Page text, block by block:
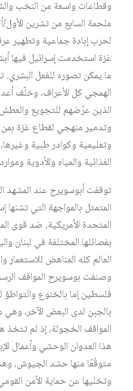
وقطاعات واسعة من النخب
ملحمة السابع من تشرين
لحرب إبادة جماعية وتطهير
غزة استخدمت إسرائيل فيها
ما يمكن تصوره للفعل البشري.
الهمجي كل الأعراف، وخلّف
الذين عرّضهم للتجويع والعطش
وتدمير منهجي لقطاع غزة
وتعليمية وكوادر طبية
الغذائية والمياه والأدوية
توقفت أبوسويرح عند المشهد
المتمثل بالمواجهة التي تشنها
المتحدة الأمريكية، ضد قوى
بفصائلها المختلفة في لبنان
العالم كله المناهض للاستعمار
وصنفت بوسويرح المواقف
فلسطين إما بالخنوع والتواطؤ
بالجبن لدى البعض الآخر،
المواقف الخجولة، إذ لم تتخذ
هذا العدوان الوحشي وأعمال
متوقّعًا منها حشد الجيوش،
وتخليها عن حماية الأمن